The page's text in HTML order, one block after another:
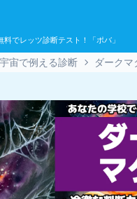
でレッツ診断テスト！「ポバ」
宙で例える診断 ダークマ